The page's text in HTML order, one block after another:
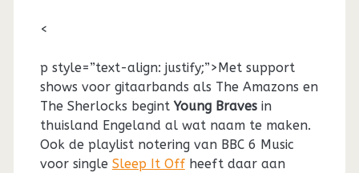
<
p style=”text-align: justify;”>Met support
shows voor gitaarbands als The Amazons en
The Sherlocks begintYoung Bravesin
thuisland Engeland al wat naam te maken.
Ook de playlist notering van BBC 6 Music
voor single Sleep It Offheeft daar aan